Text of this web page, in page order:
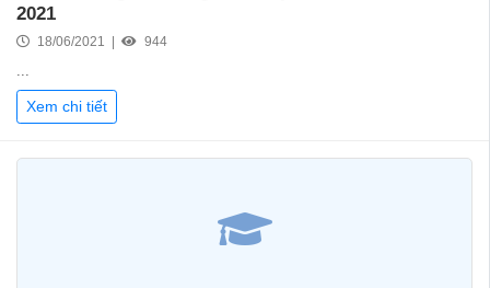
2021
18/06/2021 | 944
...
Xem chi tiết